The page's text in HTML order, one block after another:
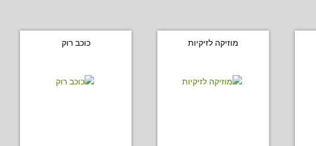
מוזיקה לזיקיות כוכב רוק